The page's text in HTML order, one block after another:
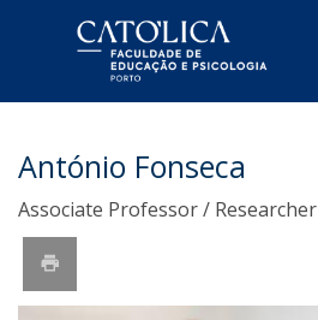
António Fonseca
Associate Professor / Researcher